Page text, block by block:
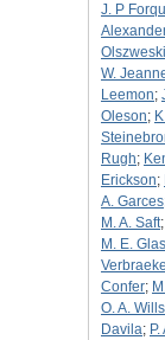
J. P
Olszweski
W.
Leemon;
Oleson;
Rugh;
Erickson;
A. Garces
M. A. Saft;
M. E.
Confer;
O. A.
Davila;